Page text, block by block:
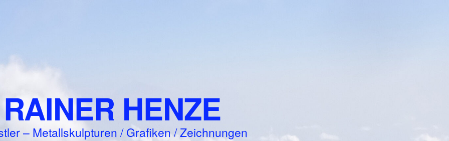
RAINER HENZE
– Metallskulpturen / Grafiken / Zeichnungen